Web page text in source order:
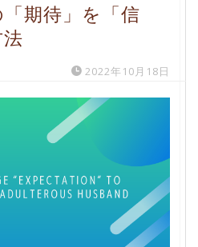
期待」を「信
2022年10月18日